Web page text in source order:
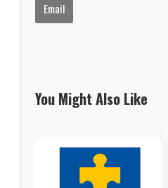
Email
You Might Also Like